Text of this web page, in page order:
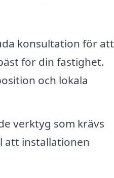
konsultation för att
för din fastighet.
och lokala
verktyg som krävs
att installationen